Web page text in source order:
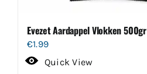
Evezet Aardappel Vlokken 500gr
€1.99
Quick View